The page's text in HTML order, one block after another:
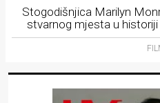
Stogodišnjica Marilyn
stvarnog mjesta u